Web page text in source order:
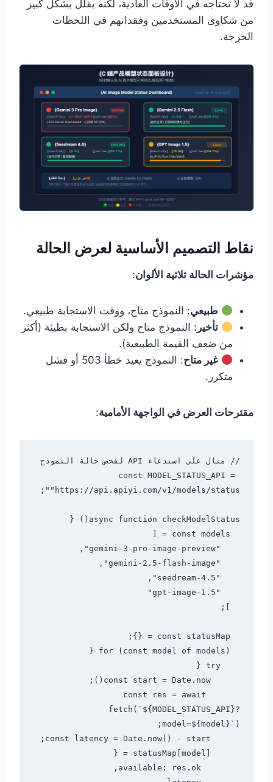
قد لا تحتاجه في الأوقات العادية، لكنه يقلل بشكل كبير
من شكاوى المستخدمين وفقدانهم في اللحظات
الحرجة.
نقاط التصميم الأساسية لعرض الحالة
مؤشرات الحالة ثلاثية الألوان:
طبيعي: النموذج متاح، ووقت الاستجابة طبيعي.
تأخير : النموذج متاح ولكن الاستجابة بطيئة (أكثر
من ضعف القيمة الطبيعية).
غير متاح
: النموذج يعيد خطأ 503 أو فشل
متكرر.
مقترحات العرض في الواجهة الأمامية:
const MODEL_STATUS_API =
      const res = await
fetch(`${MODEL_STATUS_API}?